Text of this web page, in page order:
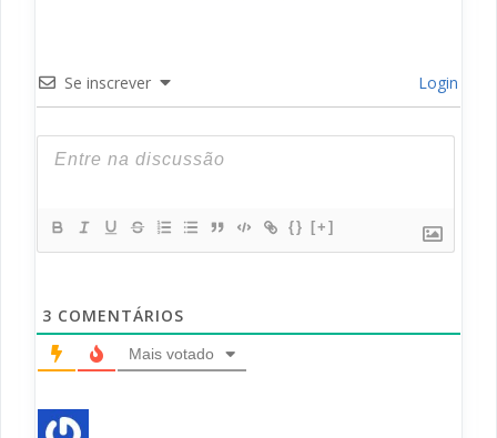
Se inscrever Login
{} [+]
3 COMENTÁRIOS
Mais votado